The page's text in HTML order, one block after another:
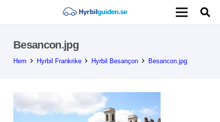
Besancon.jpg
Hem Hyrbil Frankrike Hyrbil Besançon Besancon.jpg